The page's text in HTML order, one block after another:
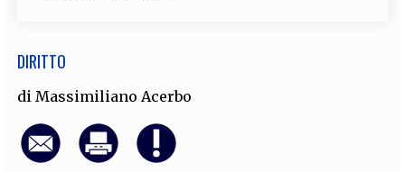
DIRITTO
di Massimiliano Acerbo